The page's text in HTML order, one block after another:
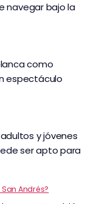
navegar bajo la
como
espectáculo
y jóvenes
ser apto para
Andrés?